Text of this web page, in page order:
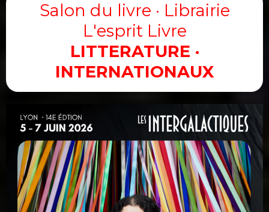
Salon du livre · Librairie
L'esprit Livre
LITTERATURE ·
INTERNATIONAUX